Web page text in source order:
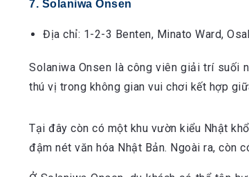
7. Solaniwa Onsen
Địa chỉ: 1-2-3 Benten, Minato Ward,
Solaniwa Onsen là công viên giải trí suối
thú vị trong không gian vui chơi kết hợp
Tại đây còn có một khu vườn kiểu Nhật
đậm nét văn hóa Nhật Bản. Ngoài ra, còn